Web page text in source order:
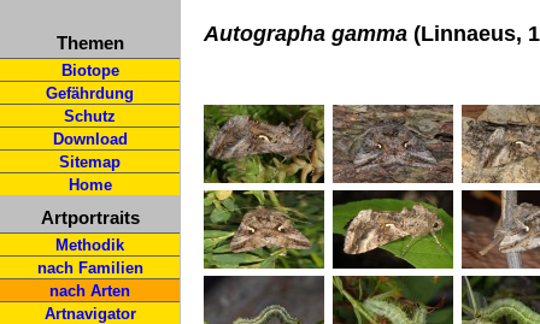
Themen
Biotope
Gefährdung
Schutz
Download
Sitemap
Home
Artportraits
Methodik
nach Familien
nach Arten
Artnavigator
Autographa gamma (Linnaeus,